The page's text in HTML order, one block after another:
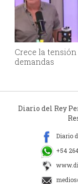
Crece la
demandas
Diario del Rey
Diario
+54